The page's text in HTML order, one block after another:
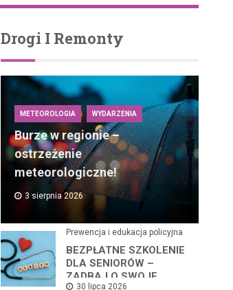
Drogi I Remonty
METEOROLOGIA WYDARZENIA
Burze w regionie –
ostrzeżenie
meteorologiczne!
3 sierpnia 2026
Prewencja i edukacja policyjna
BEZPŁATNE SZKOLENIE
DLA SENIORÓW –
ZADBAJ O SWOJE
30 lipca 2026